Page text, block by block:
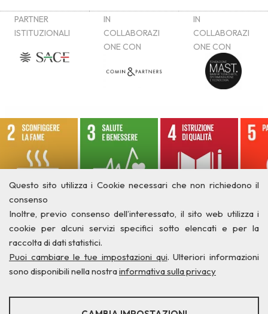
Questo sito utilizza i Cookie necessari che non richiedono il
consenso
Inoltre, previo consenso dell’interessato, il sito web utilizza i
cookie per alcuni servizi specifici sotto elencati e per la
raccolta di dati statistici.
Puoi cambiare le tue impostazioni qui. Ulteriori informazioni
sono disponibili nella nostrainformativa sulla privacy
STATISTICHE